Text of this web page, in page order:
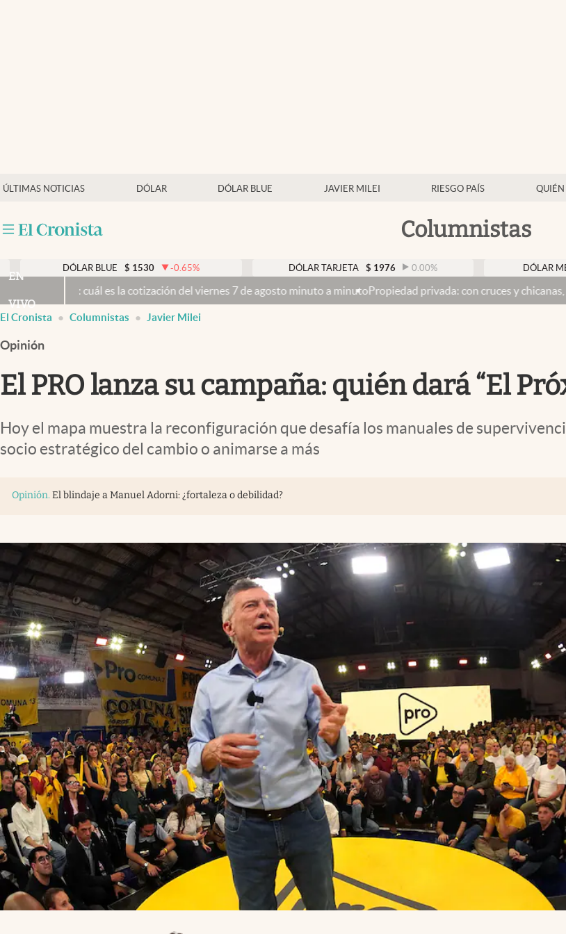
ÚLTIMAS NOTICIAS DÓLAR DÓLAR BLUE JAVIER MILEI RIESGO PAÍS QUIÉN
Columnistas
Mercados Online
Otras secciones
Infotechnology
Clase
Clima
Mundial 2026
Eventos Corporativos
El Cronista Studio
abre en nueva pestaña
DÓLAR BLUE $ 1530 -0.65% DÓLAR TARJETA $ 1976 0.00% DÓLAR MEP $
EN
VIVO
cuál es la cotización del viernes 7 de agosto minuto a minutoPropiedad privada: con cruces y chicanas, el Senado
El Cronista Columnistas Javier Milei
Opinión
El PRO lanza su campaña: quién dará “El
Hoy el mapa muestra la reconfiguración que desafía los manuales de
socio estratégico del cambio o animarse a más
Opinión. El blindaje a Manuel Adorni: ¿fortaleza o debilidad?